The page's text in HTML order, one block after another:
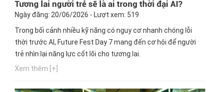
Tương lai người trẻ sẽ là ai trong thời đại AI?
Ngày đăng: 20/06/2026 - Lượt xem: 519
Trong bối cảnh nhiều kỹ năng có nguy cơ nhanh chóng lỗi
thời trước AI, Future Fest Day 7 mang đến cơ hội để người
trẻ nhìn lại năng lực cốt lõi cho tương lai.
Xem thêm [+]